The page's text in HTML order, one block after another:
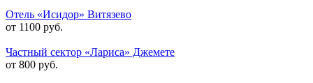
Отель «Исидор» Витязево
от 1100 руб.
Частный сектор «Лариса» Джемете
от 800 руб.